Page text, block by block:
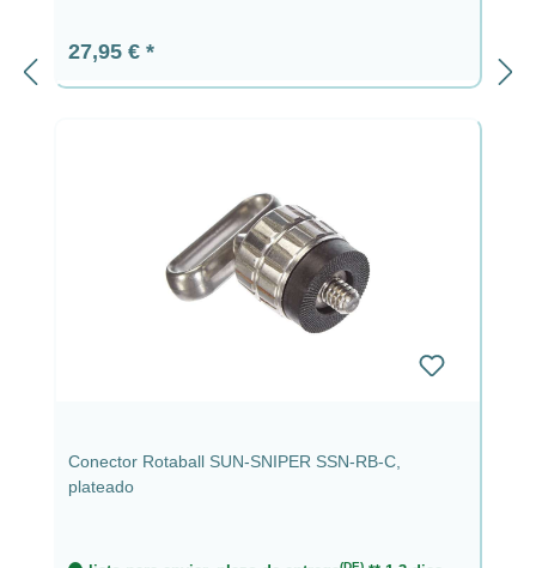
Precio normal:
27,95 €
Conector Rotaball SUN-SNIPER SSN-RB-C,
plateado